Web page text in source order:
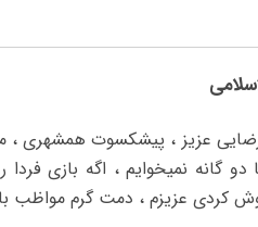
عزیز ، پیشکسوت همشهری ،
نمیخوایم ، اگه بازی فردا
کردی عزیزم ، دمت گرم